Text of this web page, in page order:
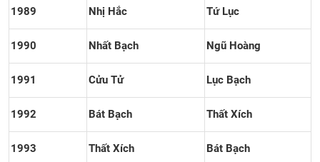
1989 Nhị Hắc Tứ Lục
1990 Nhất Bạch Ngũ Hoàng
1991 Cửu Tử Lục Bạch
1992 Bát Bạch Thất Xích
1993 Thất Xích Bát Bạch